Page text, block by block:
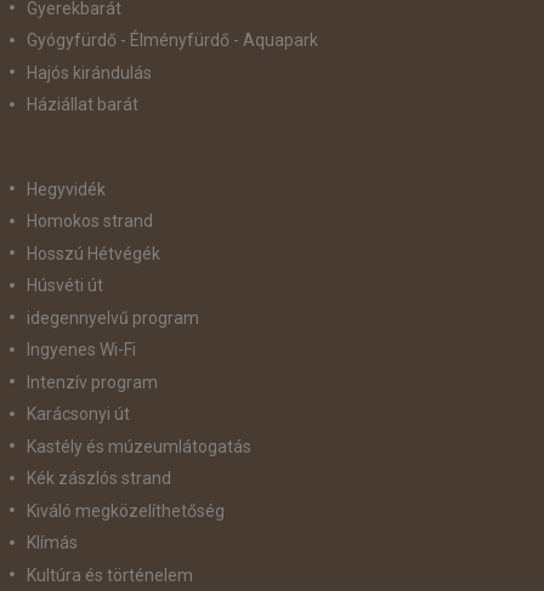
Gyerekbarát
Gyógyfürdő - Élményfürdő - Aquapark
Hajós kirándulás
Háziállat barát
Hegyvidék
Homokos strand
Hosszú Hétvégék
Húsvéti út
idegennyelvű program
Ingyenes Wi-Fi
Intenzív program
Karácsonyi út
Kastély és múzeumlátogatás
Kék zászlós strand
Kiváló megközelíthetőség
Klímás
Kultúra és történelem